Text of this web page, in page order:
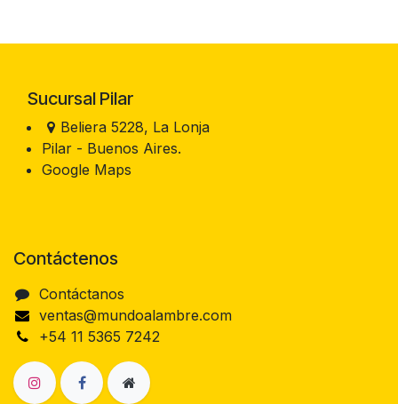
Sucursal Pilar
Beliera 5228, La Lonja
Pilar - Buenos Aires.
Google Maps
Contáctenos
Contáctanos
ventas@mundoalambre.com
+54 11 5365 7242